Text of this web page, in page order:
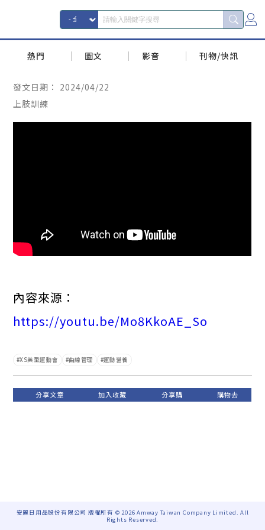
熱門 圖文 影音 刊物/快訊
發文日期： 2024/04/22
上肢訓練
內容來源：
https://youtu.be/Mo8KkoAE_So
XS美型運動會 曲線管理 運動營養
安麗日用品股份有限公司 版權所有 © 2026 Amway Taiwan Company Limited. All
Rights Reserved.